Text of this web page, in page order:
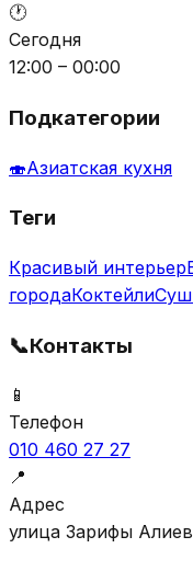
🕐
Сегодня
12:00 – 00:00
Подкатегории
🍣Азиатская кухня
Теги
Красивый интерьер
городаКоктейли
📞Контакты
📱
Телефон
010 460 27 27
📍
Адрес
улица Зарифы